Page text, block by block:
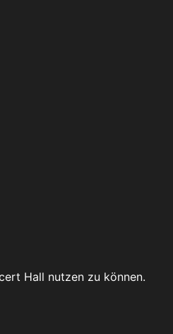
Hall nutzen zu können.